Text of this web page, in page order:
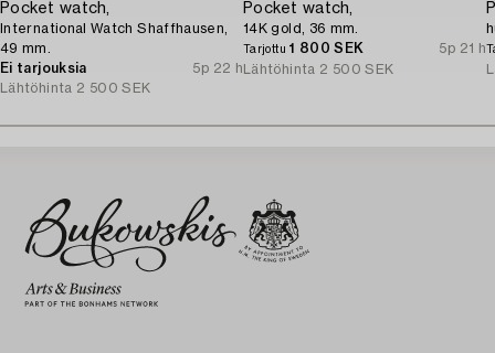
Pocket watch,
International Watch Shaffhausen,
49 mm.
Ei tarjouksia
5p 22 h
Lähtöhinta 2 500 SEK
Pocket watch,
14K gold, 36 mm.
Tarjottu1 800 SEK
5p 21 h
Lähtöhinta 2 500 SEK